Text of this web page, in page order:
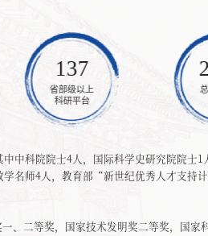
137
省部级以上
科研平台
中科院院士4人，国际科学史研究院院
名师4人，教育部“新世纪优秀人才支持
、二等奖，国家技术发明奖二等奖，国